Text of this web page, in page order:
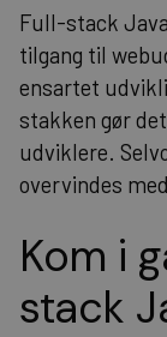
Full-stack
tilgang til
ensartet
stakken gør
udviklere.
overvindes
Kom i
stack